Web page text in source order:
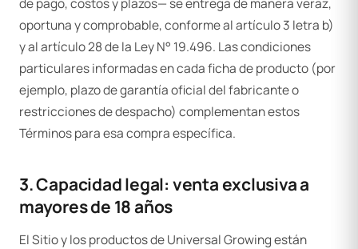
oportuna y comprobable, conforme al artículo 3 letra b)
y al artículo 28 de la Ley N° 19.496. Las condiciones
particulares informadas en cada ficha de producto (por
ejemplo, plazo de garantía oficial del fabricante o
restricciones de despacho) complementan estos
Términos para esa compra específica.
3. Capacidad legal: venta exclusiva a
mayores de 18 años
El Sitio y los productos de Universal Growing están